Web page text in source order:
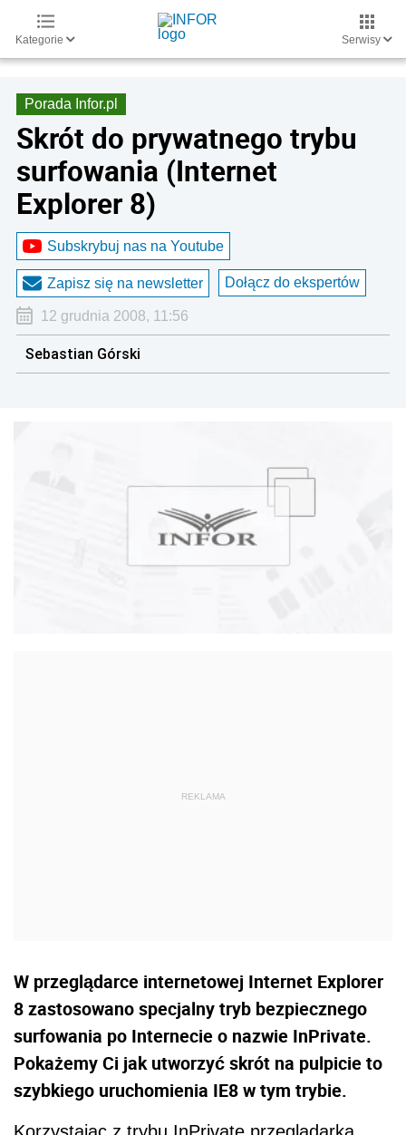
Kategorie Serwisy
Porada Infor.pl
Skrót do prywatnego trybu
surfowania (Internet
Explorer 8)
Subskrybuj nas na Youtube
Zapisz się na newsletter Dołącz do ekspertów
12 grudnia 2008, 11:56
Sebastian Górski
W przeglądarce internetowej Internet Explorer
8 zastosowano specjalny tryb bezpiecznego
surfowania po Internecie o nazwie InPrivate.
Pokażemy Ci jak utworzyć skrót na pulpicie to
szybkiego uruchomienia IE8 w tym trybie.